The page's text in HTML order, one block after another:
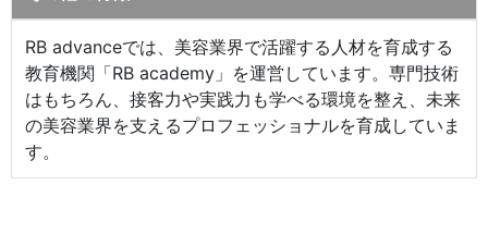
RB advanceでは、美容業界で活躍する人材を育成する
教育機関「RB academy」を運営しています。専門技術
はもちろん、接客力や実践力も学べる環境を整え、未来
の美容業界を支えるプロフェッショナルを育成していま
す。